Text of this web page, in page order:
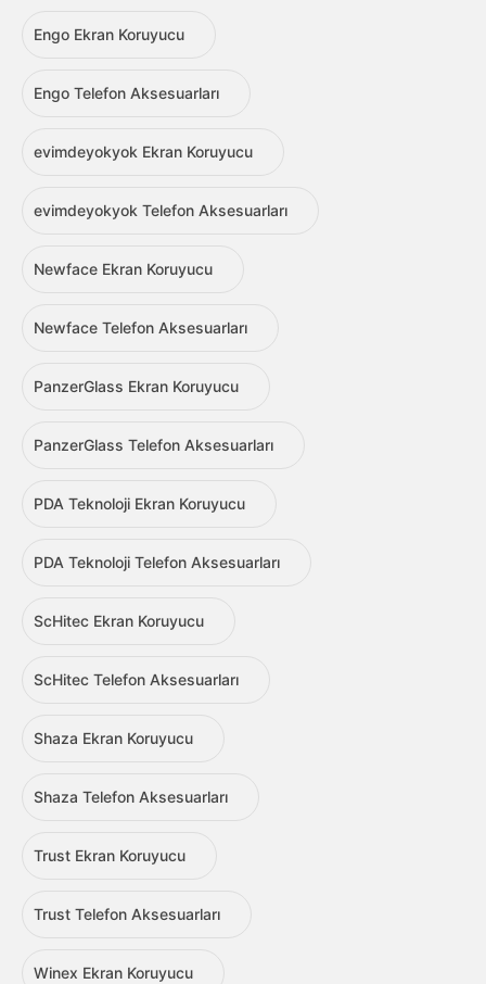
Engo Ekran Koruyucu
Engo Telefon Aksesuarları
evimdeyokyok Ekran Koruyucu
evimdeyokyok Telefon Aksesuarları
Newface Ekran Koruyucu
Newface Telefon Aksesuarları
PanzerGlass Ekran Koruyucu
PanzerGlass Telefon Aksesuarları
PDA Teknoloji Ekran Koruyucu
PDA Teknoloji Telefon Aksesuarları
ScHitec Ekran Koruyucu
ScHitec Telefon Aksesuarları
Shaza Ekran Koruyucu
Shaza Telefon Aksesuarları
Trust Ekran Koruyucu
Trust Telefon Aksesuarları
Winex Ekran Koruyucu